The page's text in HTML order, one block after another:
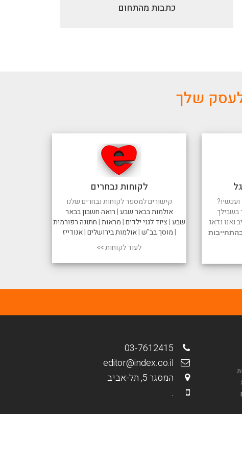
כתבות מהתחום
שלך
לקוחות נבחרים
קישורים למספר לקוחות נבחרים שלנו
אולמות בבאר שבע|רואה חשבון בבאר
שבע|ציוד לגני ילדים|מראות|חתונה רפורמית
|מוסך בב"ש|אולמות בירושלים|אנודייז
לעוד לקוחות >>
בשבילך.
ואנו נדאג
המסגר 5, תל-אביב
.